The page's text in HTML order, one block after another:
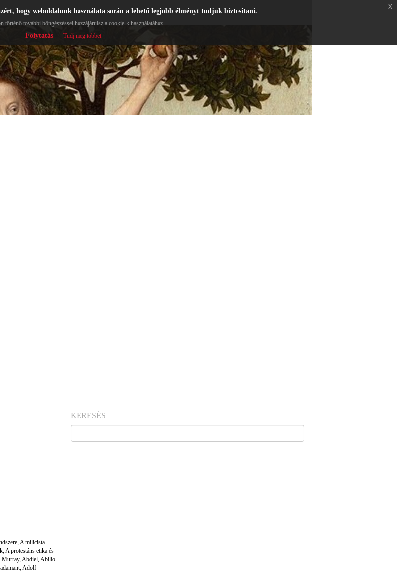
,A milicista
,A protestáns etika és
Murray,Abdiel,Abilio
adamant,Adolf
KERESÉS
hogy weboldalunk használata során a lehető legjobb élményt tudjuk biztosítani.
történő további böngészéssel hozzájárulsz a cookie-k használatához.
Folytatás Tudj meg többet
x